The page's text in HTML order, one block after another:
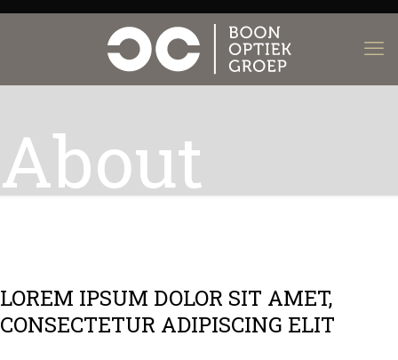
About
LOREM IPSUM DOLOR SIT AMET,
CONSECTETUR ADIPISCING ELIT